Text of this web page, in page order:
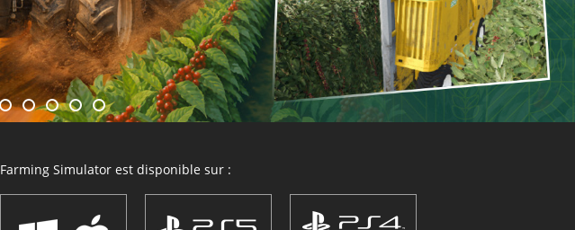
Farming Simulator est disponible sur :